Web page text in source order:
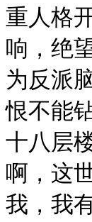
重人格
响，绝
为反派
恨不能
十八层
啊，这
我，我